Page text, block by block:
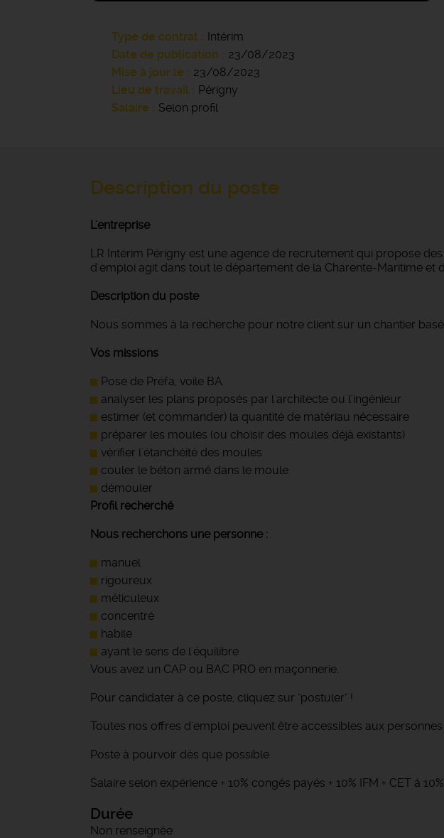
Type de contrat
Intérim
Date de publication
23/08/2023
Mise à jour le
23/08/2023
Lieu de travail
Périgny
Salaire
Selon profil
Description du poste
L'entreprise
LR Intérim Périgny est une agence de recrutement qui propose
d'emploi agit dans tout le département de la Charente-Maritime et
Description du poste
Nous sommes à la recherche pour notre client sur un chantier
Vos missions
Pose de Préfa, voile BA
analyser les plans proposés par l'architecte ou l'ingénieur
estimer (et commander) la quantité de matériau nécessaire
préparer les moules (ou choisir des moules déjà existants)
vérifier l'étanchéité des moules
couler le béton armé dans le moule
démouler
Profil recherché
Nous recherchons une personne :
manuel
rigoureux
méticuleux
concentré
habile
ayant le sens de l'équilibre
Vous avez un CAP ou BAC PRO en maçonnerie.
Pour candidater à ce poste, cliquez sur "postuler" !
Toutes nos offres d'emploi peuvent être accessibles aux
Poste à pourvoir dès que possible
Salaire selon expérience + 10% congés payés + 10% IFM + CET à 10%
Durée
Non renseignée